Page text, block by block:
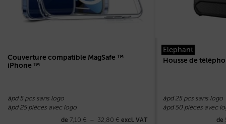
Couverture compatible MagSafe ™
iPhone ™
àpd 5 pcs sans logo
àpd 25 pièces avec logo
de7,10 € – 32,80 € excl. VAT
Elephant
Housse de
àpd 25 pcs sans logo
àpd 50 pièces avec
de